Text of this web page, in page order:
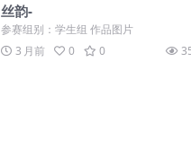
丝韵-
参赛组别：学生组 作品图片
3 月前
0 0